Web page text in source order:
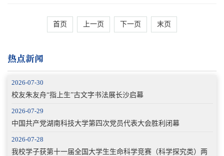
首页 上一页 下一页 末页
热点新闻
2026-07-30
校友朱友舟“指上生”古文字书法展长沙启幕
2026-07-29
中国共产党湖南科技大学第四次党员代表大会胜利闭幕
2026-07-28
我校学子获第十一届全国大学生生命科学竞赛（科学探究类）两